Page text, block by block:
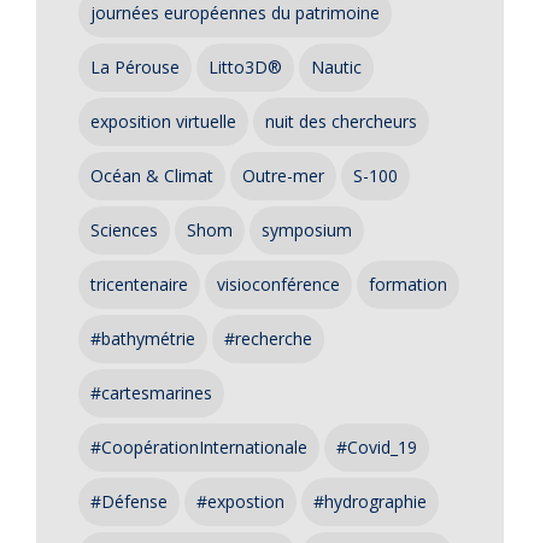
journées européennes du patrimoine
La Pérouse Litto3D® Nautic
exposition virtuelle nuit des chercheurs
Océan & Climat Outre-mer S-100
Sciences Shom symposium
tricentenaire visioconférence formation
#bathymétrie #recherche
#cartesmarines
#CoopérationInternationale #Covid_19
#Défense #expostion #hydrographie